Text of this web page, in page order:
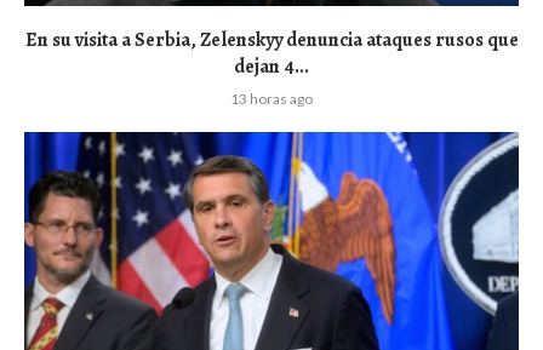
En su visita a Serbia, Zelenskyy denuncia ataques rusos que
dejan 4...
13 horas ago